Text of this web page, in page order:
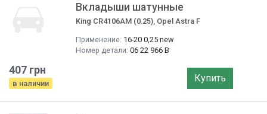
Вкладыши шатунные
King CR4106AM (0.25), Opel Astra F
Применение: 16-20 0,25 new
Номер детали: 06 22 966 B
407 грн
в наличии Купить